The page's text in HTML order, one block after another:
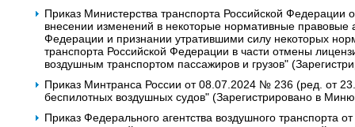
Приказ Министерства транспорта Российской
внесении изменений в некоторые нормативные правовые
Федерации и признании утратившими силу некоторых
транспорта Российской Федерации в части отмены
воздушным транспортом пассажиров и грузов"
Приказ Минтранса России от 08.07.2024 № 236 (ред. от
беспилотных воздушных судов" (Зарегистрировано в
Приказ Федерального агентства воздушного транспорта